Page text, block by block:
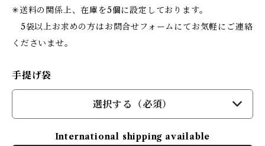
✳︎送料の関係上、在庫を5個に設定しております。
5袋以上お求めの方はお問合せフォームにてお気軽にご連絡
くださいませ。
手提げ袋
選択する（必須）
International shipping available